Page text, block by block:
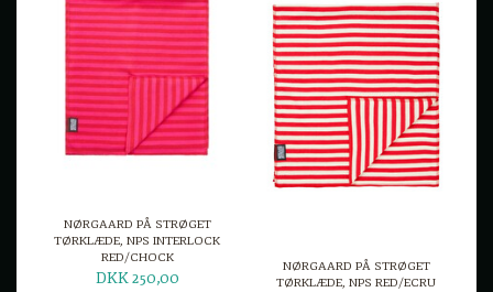
NØRGAARD PÅ STRØGET
TØRKLÆDE, NPS INTERLOCK
RED/CHOCK
DKK 250,00
NØRGAARD PÅ STRØGET
TØRKLÆDE, NPS RED/ECRU